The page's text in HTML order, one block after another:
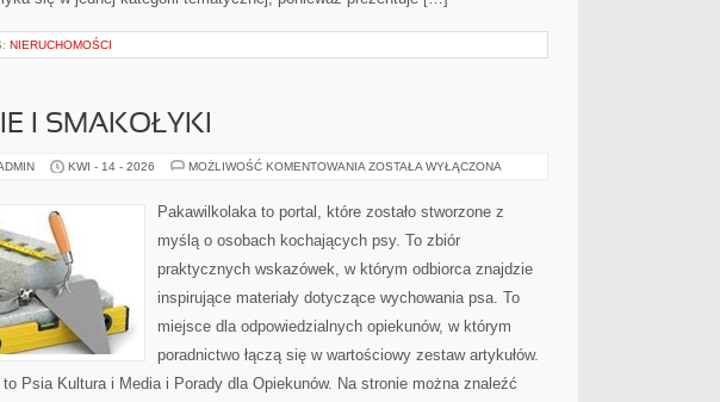
NIERUCHOMOŚCI
I SMAKOŁYKI
KWI - 14 - 2026 MOŻLIWOŚĆ KOMENTOWANIA ŻYWIENIE
ZOSTAŁA WYŁĄCZONA
Pakawilkolaka to portal, które zostało stworzone z
myślą o osobach kochających psy. To zbiór
praktycznych wskazówek, w którym odbiorca znajdzie
inspirujące materiały dotyczące wychowania psa. To
miejsce dla odpowiedzialnych opiekunów, w którym
poradnictwo łączą się w wartościowy zestaw artykułów.
to Psia Kultura i Media i Porady dla Opiekunów. Na stronie można znaleźć